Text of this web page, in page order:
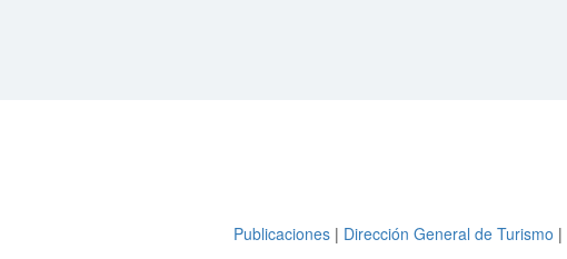
Publicaciones | Dirección General de Turismo |